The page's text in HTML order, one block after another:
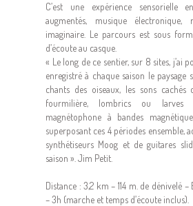
C’est une expérience sensorielle
augmentés, musique
imaginaire. Le parcours est sous
d’écoute au casque.
« Le long de ce sentier, sur 8 sites, j’ai
enregistré à chaque saison le paysage
chants des oiseaux, les sons
fourmilière, lombrics ou larves
magnétophone à bandes
superposant ces 4 périodes ensemble,
synthétiseurs Moog et de guitares
saison ». Jim Petit.
Distance : 3,2 km – 114 m. de dénivelé
– 3h (marche et temps d’écoute inclus).